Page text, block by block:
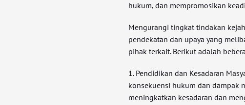
hukum, dan mempromosikan
Mengurangi tingkat tindakan
pendekatan dan upaya yang
pihak terkait. Berikut adalah
1. Pendidikan dan Kesadaran
konsekuensi hukum dan dampak
meningkatkan kesadaran dan